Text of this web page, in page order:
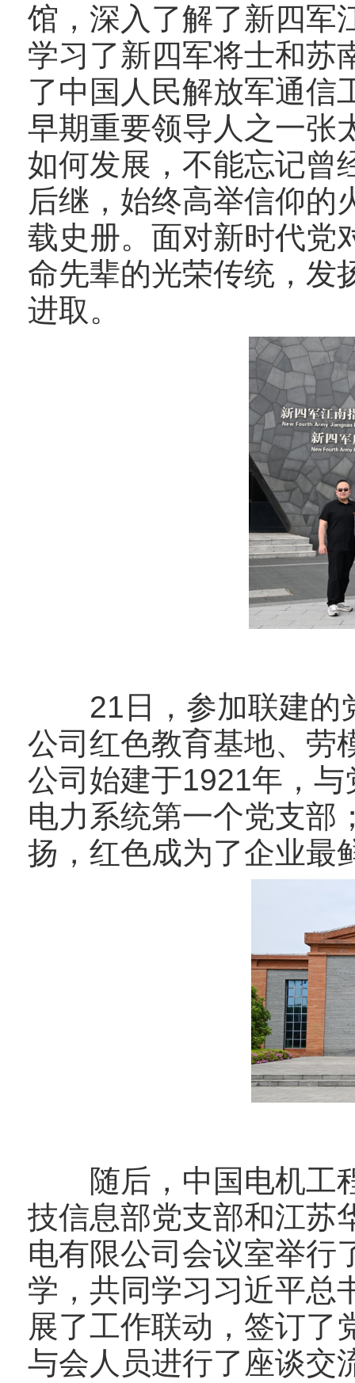
馆，深入了解了新四军
学习了新四军将士和苏
了中国人民解放军通信
早期重要领导人之一张
如何发展，不能忘记曾
后继，始终高举信仰的
载史册。面对新时代党
命先辈的光荣传统，发
进取。
21日，参加联建的
公司红色教育基地、劳
公司始建于1921年，
电力系统第一个党支部
扬，红色成为了企业最
随后，中国电机工程
技信息部党支部和江苏
电有限公司会议室举行
学，共同学习习近平总
展了工作联动，签订了
与会人员进行了座谈交